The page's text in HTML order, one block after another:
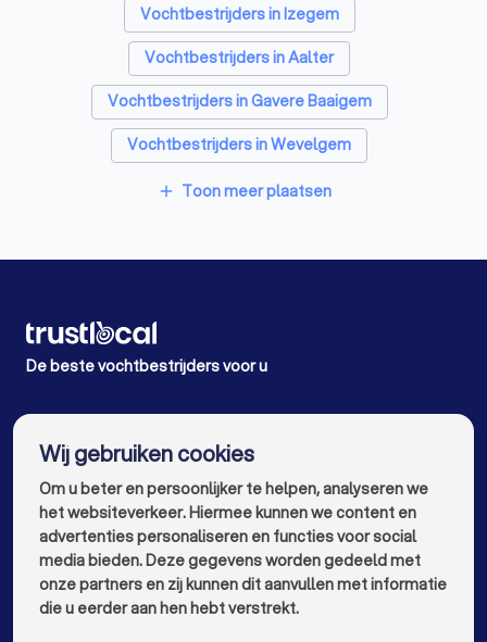
Warmtepomp installateurs in Zulte
Badkamer installateurs in Zulte
Glashandels in Zulte
EPC-keurders in Zulte
Klusjesmannen in Zulte
Vochtbestrijders in Izegem
Vochtbestrijders in Aalter
Vochtbestrijders in Gavere Baaigem
Vochtbestrijders in Wevelgem
Vochtbestrijders in Ledegem
Vochtbestrijders in Gent Drongen
Vochtbestrijders in Hooglede Gits
Vochtbestrijders in Brugge
Vochtbestrijders in Leuven
Vochtbestrijders in Aalst
Vochtbestrijders in Mechelen
add Toon meer plaatsen
De beste vochtbestrijders voor u
VOOR PARTICULIEREN keyboard_arrow_down
Wij gebruiken cookies
Om u beter en persoonlijker te helpen, analyseren we
het websiteverkeer. Hiermee kunnen we content en
advertenties personaliseren en functies voor social
media bieden. Deze gegevens worden gedeeld met
onze partners en zij kunnen dit aanvullen met informatie
die u eerder aan hen hebt verstrekt.